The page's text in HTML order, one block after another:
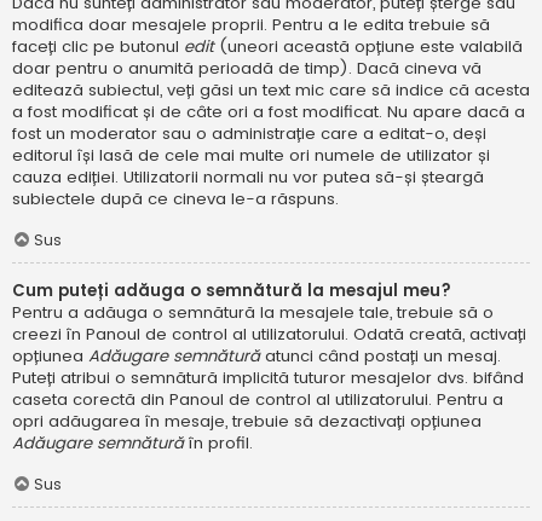
modifica doar mesajele proprii. Pentru a le edita trebuie să
faceți clic pe butonul edit (uneori această opțiune este valabilă
doar pentru o anumită perioadă de timp). Dacă cineva vă
editează subiectul, veți găsi un text mic care să indice că acesta
a fost modificat și de câte ori a fost modificat. Nu apare dacă a
fost un moderator sau o administrație care a editat-o, deși
editorul își lasă de cele mai multe ori numele de utilizator și
cauza ediției. Utilizatorii normali nu vor putea să-și șteargă
subiectele după ce cineva le-a răspuns.
Sus
Cum puteți adăuga o semnătură la mesajul meu?
Pentru a adăuga o semnătură la mesajele tale, trebuie să o
creezi în Panoul de control al utilizatorului. Odată creată, activați
opțiunea Adăugare semnăturăatunci când postați un mesaj.
Puteți atribui o semnătură implicită tuturor mesajelor dvs. bifând
caseta corectă din Panoul de control al utilizatorului. Pentru a
opri adăugarea în mesaje, trebuie să dezactivați opțiunea
Adăugare semnăturăîn profil.
Sus